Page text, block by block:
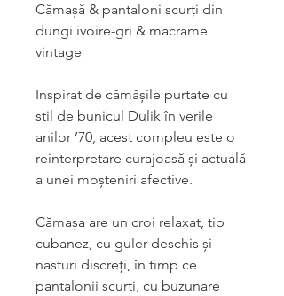
Cămașă & pantaloni scurți din
dungi ivoire-gri & macrame
vintage
Inspirat de cămășile purtate cu
stil de bunicul Dulik în verile
anilor ’70, acest compleu este o
reinterpretare curajoasă și actuală
a unei moșteniri afective.
Cămașa are un croi relaxat, tip
cubanez, cu guler deschis și
nasturi discreți, în timp ce
pantalonii scurți, cu buzunare